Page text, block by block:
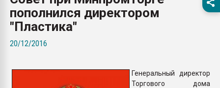
28.07.2026
ПЕРЕЙТИ НА
пополнился директором
"Пластика"
20/12/2016
Генеральный директор
Торгового дома